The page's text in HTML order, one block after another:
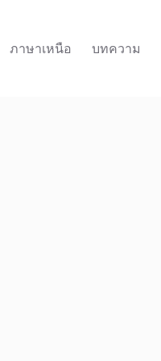
ภาษาเหนือ
บทความ